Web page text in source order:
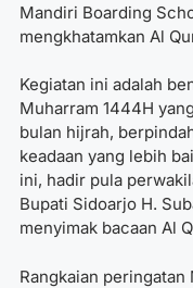
Mandiri Boarding
mengkhatamkan Al
Kegiatan ini adalah
Muharram 1444H
bulan hijrah,
keadaan yang lebih
ini, hadir pula
Bupati Sidoarjo H.
menyimak bacaan Al
Rangkaian